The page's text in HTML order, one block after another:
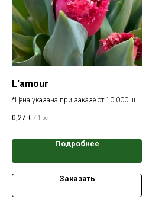
L'amour
*Цена указана при заказе от 10 000 шт.
0,27 € / 1 pc
Подробнее
Заказать